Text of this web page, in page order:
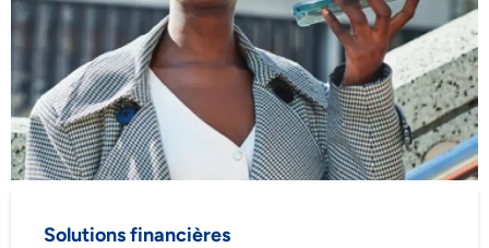
Solutions financières